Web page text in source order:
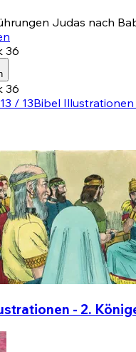
Judas nach
36
36
/ 13Bibel Illustrationen
- 2.